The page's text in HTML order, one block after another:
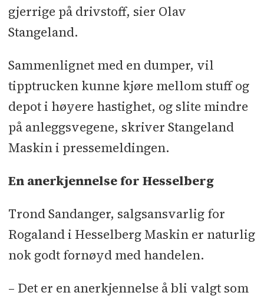
gjerrige på drivstoff, sier Olav
Stangeland.
Sammenlignet med en dumper, vil
tipptrucken kunne kjøre mellom stuff og
depot i høyere hastighet, og slite mindre
på anleggsvegene, skriver Stangeland
Maskin i pressemeldingen.
En anerkjennelse for Hesselberg
Trond Sandanger, salgsansvarlig for
Rogaland i Hesselberg Maskin er naturlig
nok godt fornøyd med handelen.
– Det er en anerkjennelse å bli valgt som